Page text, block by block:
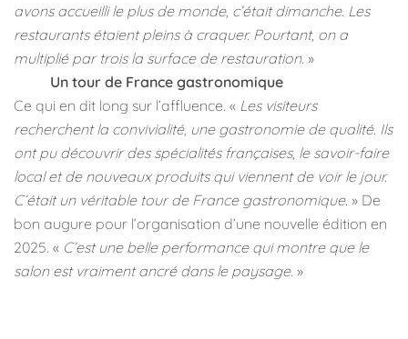
avons accueilli le plus de monde, c’était dimanche. Les
restaurants étaient pleins à craquer. Pourtant, on a
multiplié par trois la surface de restauration. »
Un tour de France gastronomique
Ce qui en dit long sur l’affluence. « Les visiteurs
recherchent la convivialité, une gastronomie de qualité. Ils
ont pu découvrir des spécialités françaises, le savoir-faire
local et de nouveaux produits qui viennent de voir le jour.
C’était un véritable tour de France gastronomique. » De
bon augure pour l’organisation d’une nouvelle édition en
2025. « C’est une belle performance qui montre que le
salon est vraiment ancré dans le paysage. »